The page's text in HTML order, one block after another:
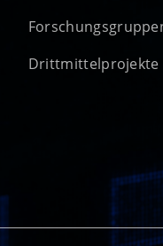
Drittmittelprojekte